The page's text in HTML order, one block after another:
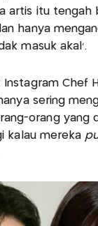
artis itu tengah
hanya
masuk akal’.
Instagram Chef
sering
orang yang
kalau mereka